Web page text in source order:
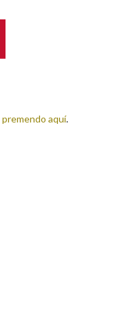
premendo aquí.